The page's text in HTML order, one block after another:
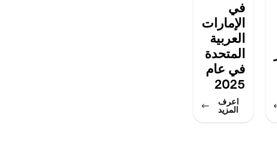
في
الإمارات
العربية
المتحدة
في عام
2025
اعرف
المزيد